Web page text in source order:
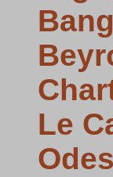
Le